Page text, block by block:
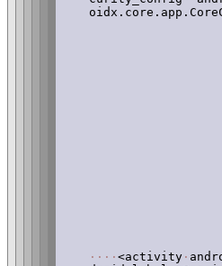
· · · · <activity ·